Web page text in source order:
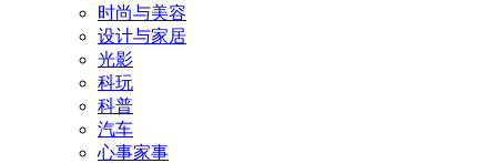
时尚与美容
设计与家居
光影
科玩
科普
汽车
心事家事